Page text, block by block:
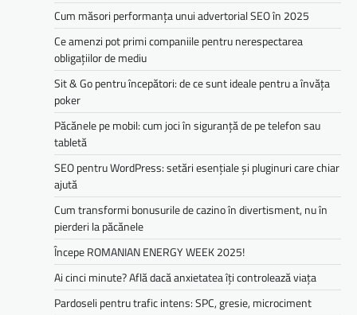
Cum măsori performanța unui advertorial SEO în 2025
Ce amenzi pot primi companiile pentru nerespectarea
obligațiilor de mediu­­
Sit & Go pentru începători: de ce sunt ideale pentru a învăța
poker
Păcănele pe mobil: cum joci în siguranță de pe telefon sau
tabletă
SEO pentru WordPress: setări esențiale și pluginuri care chiar
ajută
Cum transformi bonusurile de cazino în divertisment, nu în
pierderi la păcănele
Începe ROMANIAN ENERGY WEEK 2025!
Ai cinci minute? Află dacă anxietatea îți controlează viața
Pardoseli pentru trafic intens: SPC, gresie, microciment